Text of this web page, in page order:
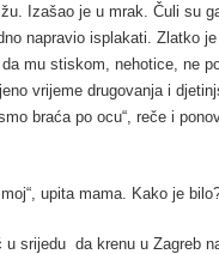
Izašao je u mrak. Čuli su
napravio isplakati. Zlatko
mu stiskom, nehotice, ne
vrijeme drugovanja i
braća po ocu“, reče i
upita mama. Kako je
u srijedu da krenu u Zagreb